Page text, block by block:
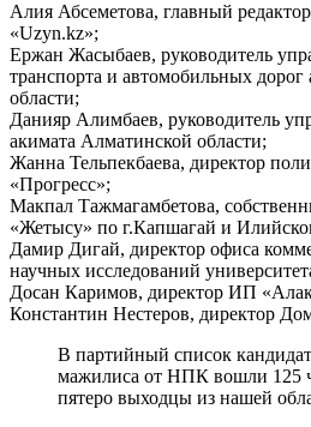
Алия Абсеметова, главный
«Uzyn.kz»;
Ержан Жасыбаев, руководитель
транспорта и автомобильных
области;
Данияр Алимбаев, руководитель
акимата Алматинской области;
Жанна Тельпекбаева, директор
«Прогресс»;
Макпал Тажмагамбетова,
«Жетысу» по г.Капшагай и
Дамир Дигай, директор офиса
научных исследований
Досан Каримов, директор ИП
Константин Нестеров, директор
В партийный список
мажилиса от НПК вошли 125
пятеро выходцы из нашей